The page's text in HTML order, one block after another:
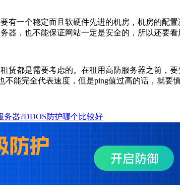
一个稳定而且软硬件先进的机房，机房的配
器，也不能保证网站一定是安全的，所以还要看
都是需要考虑的。在租用高防服务器之前，要
能完全代表速度，但是ping值过高的话，就要慎
务器?DDOS防护哪个比较好